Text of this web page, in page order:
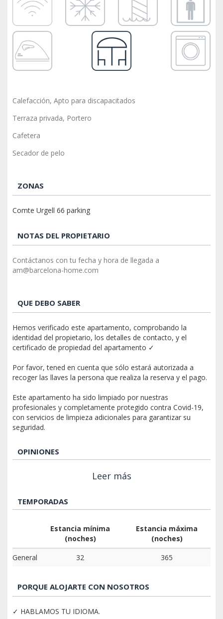
Calefacción, Apto para discapacitados
Terraza privada, Portero
Cafetera
Secador de pelo
ZONAS
Comte Urgell 66 parking
NOTAS DEL PROPIETARIO
Contáctanos con tu fecha y hora de llegada a
am@barcelona-home.com
QUE DEBO SABER
Hemos verificado este apartamento, comprobando la
identidad del propietario, los detalles de contacto, y el
certificado de propiedad del apartamento ✓
Por favor, tened en cuenta que sólo estará autorizada a
recoger las llaves la persona que realiza la reserva y el pago.
Este apartamento ha sido limpiado por nuestras
profesionales y completamente protegido contra Covid-19,
con servicios de limpieza adicionales para garantizar su
seguridad.
OPINIONES
Leer más
TEMPORADAS
Estancia mínima
(noches)
Estancia máxima
(noches)
General
32 365
PORQUE ALOJARTE CON NOSOTROS
✓ HABLAMOS TU IDIOMA.